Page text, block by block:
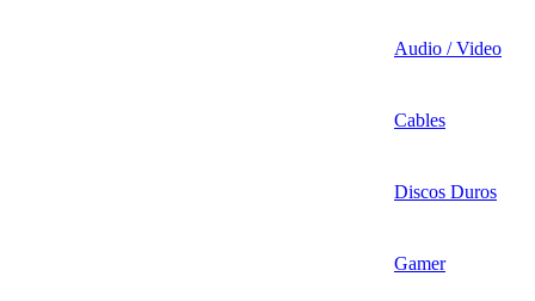
Audio / Video
Cables
Discos Duros
Gamer